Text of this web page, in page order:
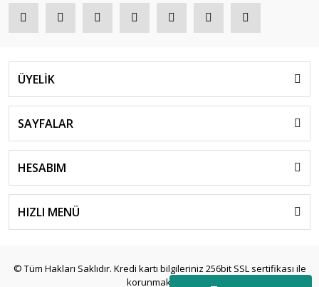
ÜYELİK
SAYFALAR
HESABIM
HIZLI MENÜ
© Tüm Hakları Saklıdır. Kredi kartı bilgileriniz 256bit SSL sertifikası ile
korunmaktadır.